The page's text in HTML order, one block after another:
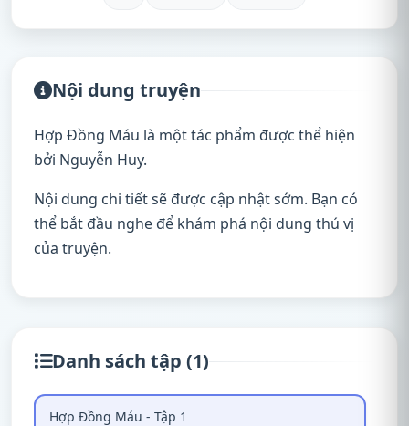
Nội dung truyện
Hợp Đồng Máu là một tác phẩm được thể hiện
bởi Nguyễn Huy.
Nội dung chi tiết sẽ được cập nhật sớm. Bạn có
thể bắt đầu nghe để khám phá nội dung thú vị
của truyện.
Danh sách tập (1)
Hợp Đồng Máu - Tập 1